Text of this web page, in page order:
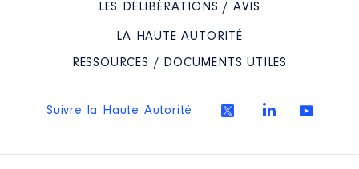
LES DÉLIBÉRATIONS / AVIS
LA HAUTE AUTORITÉ
RESSOURCES / DOCUMENTS UTILES
Suivre la Haute Autorité